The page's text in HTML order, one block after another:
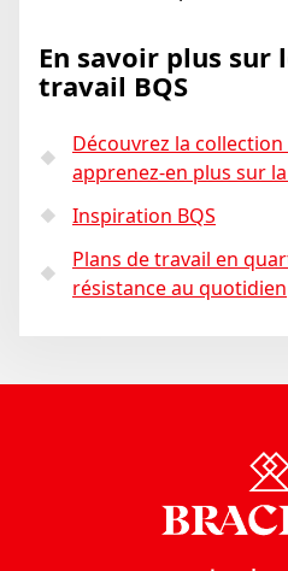
En savoir plus sur
travail BQS
Découvrez la
apprenez-en plus sur
Inspiration BQS
Plans de travail en
résistance au quotidien